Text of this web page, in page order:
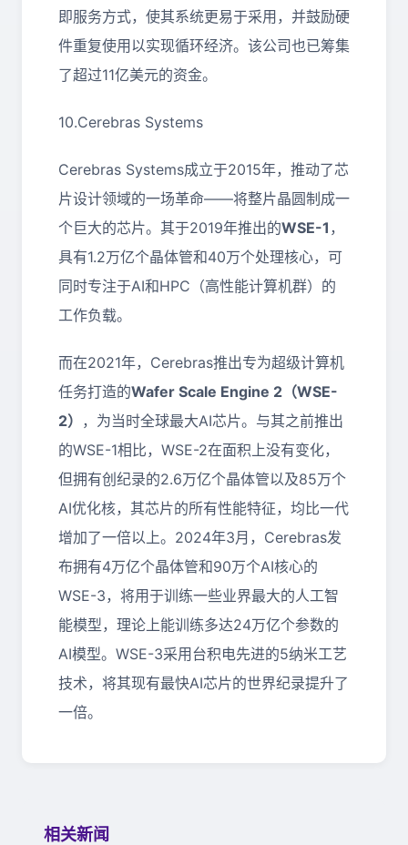
即服务方式，使其系统更易于采用，并鼓励硬
件重复使用以实现循环经济。该公司也已筹集
了超过11亿美元的资金。
10.Cerebras Systems
Cerebras Systems成立于2015年，推动了芯
片设计领域的一场革命——将整片晶圆制成一
个巨大的芯片。其于2019年推出的WSE-1 ，
具有1.2万亿个晶体管和40万个处理核心，可
同时专注于AI和HPC（高性能计算机群）的
工作负载。
而在2021年，Cerebras推出专为超级计算机
任务打造的Wafer Scale Engine 2（WSE-
2） ，为当时全球最大AI芯片。与其之前推出
的WSE-1相比，WSE-2在面积上没有变化，
但拥有创纪录的2.6万亿个晶体管以及85万个
AI优化核，其芯片的所有性能特征，均比一代
增加了一倍以上。2024年3月，Cerebras发
布拥有4万亿个晶体管和90万个AI核心的
WSE-3，将用于训练一些业界最大的人工智
能模型，理论上能训练多达24万亿个参数的
AI模型。WSE-3采用台积电先进的5纳米工艺
技术，将其现有最快AI芯片的世界纪录提升了
一倍。
相关新闻